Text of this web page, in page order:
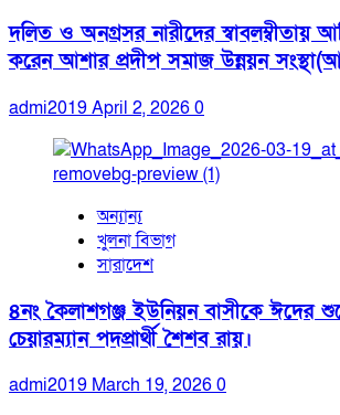
দলিত ও অনগ্রসর নারীদের স্বাবলম্বীতায়
করেন আশার প্রদীপ সমাজ উন্নয়ন
admi2019April 2, 20260
অন্যান্য
খুলনা বিভাগ
সারাদেশ
৪নং কৈলাশগঞ্জ ইউনিয়ন বাসীকে ঈদের
চেয়ারম্যান পদপ্রার্থী শৈশব রায়।
admi2019 March 19, 20260